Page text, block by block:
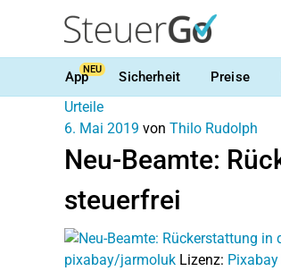
AppNEU Sicherheit Preise
Urteile
6. Mai 2019 von Thilo Rudolph
Neu-Beamte:
steuerfrei
pixabay/jarmoluk Lizenz: